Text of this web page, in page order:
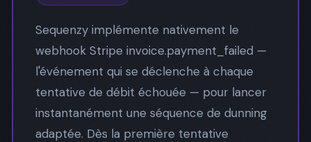
Sequenzy implémente nativement le
webhook Stripe invoice.payment_failed —
l'événement qui se déclenche à chaque
tentative de débit échouée — pour lancer
instantanément une séquence de dunning
adaptée. Dès la première tentative